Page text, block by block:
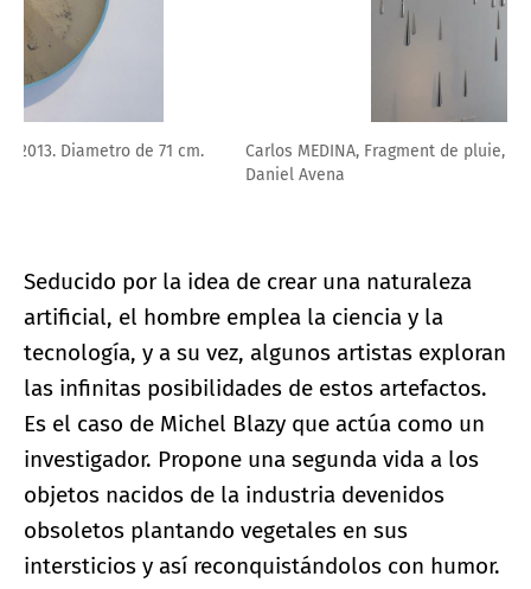
Carlos MEDINA, Fragment de pluie, 1999. Aluminio, nylon. ©
Seducido por la idea de crear una naturaleza
artificial, el hombre emplea la ciencia y la
tecnología, y a su vez, algunos artistas exploran
las infinitas posibilidades de estos artefactos.
Es el caso de Michel Blazy que actúa como un
investigador. Propone una segunda vida a los
objetos nacidos de la industria devenidos
obsoletos plantando vegetales en sus
intersticios y así reconquistándolos con humor.